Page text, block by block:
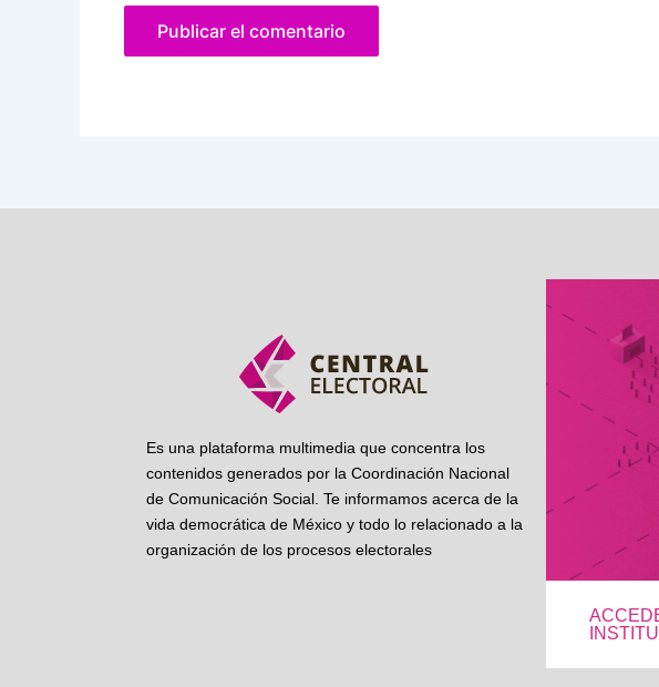
Es una plataforma multimedia que concentra los
contenidos generados por la Coordinación Nacional
de Comunicación Social. Te informamos acerca de la
vida democrática de México y todo lo relacionado a la
organización de los procesos electorales